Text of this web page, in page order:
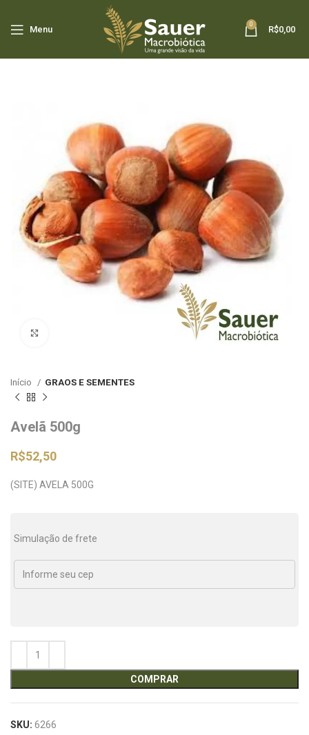
Menu
0
R$0,00
Início GRAOS E SEMENTES
Avelã 500g
R$52,50
(SITE) AVELA 500G
Simulação de frete
COMPRAR
SKU: 6266